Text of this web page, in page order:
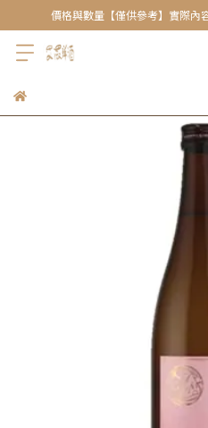
價格與數量【僅供參考】實際